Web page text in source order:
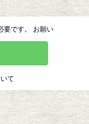
要です。 お願い
て